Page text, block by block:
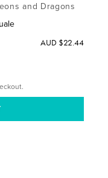
and Dragons
AUD $22.44